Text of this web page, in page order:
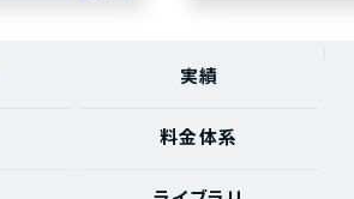
実績
料金体系